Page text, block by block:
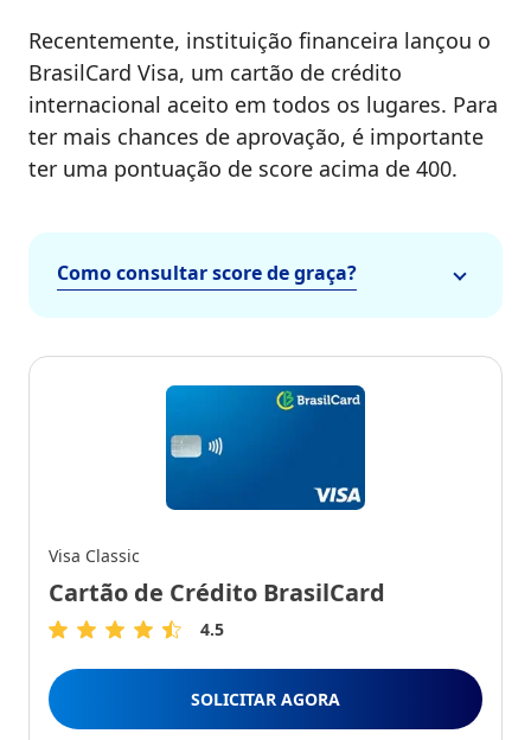
Recentemente, instituição financeira lançou o
BrasilCard Visa, um cartão de crédito
internacional aceito em todos os lugares. Para
ter mais chances de aprovação, é importante
ter uma pontuação de score acima de 400.
Como consultar score de graça?
Visa Classic
Cartão de Crédito BrasilCard
4.5
5
Estrelas
4.5
SOLICITAR AGORA